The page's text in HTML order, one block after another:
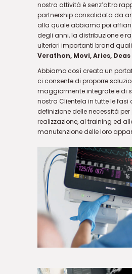
nostra attività è senz’altro
partnership consolidata da
alla quale abbiamo poi
degli anni, la distribuzione e
ulteriori importanti brand quali
Verathon, Movi, Aries,
Abbiamo così creato un
ci consente di proporre
maggiormente integrate e di
nostra Clientela in tutte le fasi
definizione delle necessità
realizzazione, al training ed
manutenzione delle loro